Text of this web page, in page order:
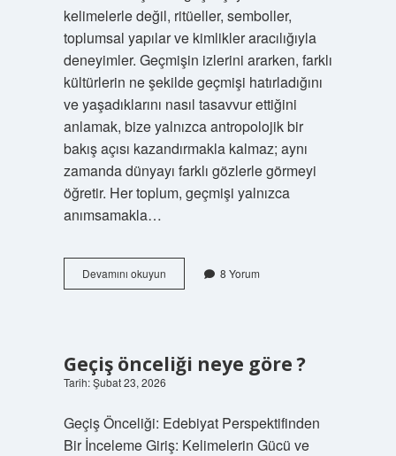
kelimelerle değil, ritüeller, semboller,
toplumsal yapılar ve kimlikler aracılığıyla
deneyimler. Geçmişin izlerini ararken, farklı
kültürlerin ne şekilde geçmişi hatırladığını
ve yaşadıklarını nasıl tasavvur ettiğini
anlamak, bize yalnızca antropolojik bir
bakış açısı kazandırmakla kalmaz; aynı
zamanda dünyayı farklı gözlerle görmeyi
öğretir. Her toplum, geçmişi yalnızca
anımsamakla…
Devamını okuyunGeçmiş
zaman
8 Yorum
Geçiş önceliği neye göre ?
Tarih: Şubat 23, 2026
Geçiş Önceliği: Edebiyat Perspektifinden
Bir İnceleme Giriş: Kelimelerin Gücü ve